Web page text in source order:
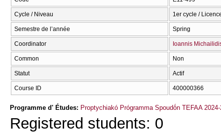
Cycle / Niveau 1er cycle /
Semestre de l’année Spring
Coordinator Ioannis
Common Non
Statut Actif
Course ID 400000366
Programme d' Études: Proptychiakó Prógramma Spoudṓn TEFAA
Registered students: 0